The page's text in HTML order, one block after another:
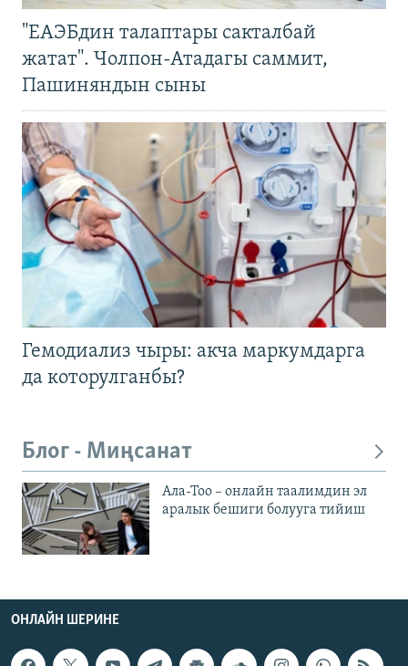
"ЕАЭБдин талаптары сакталбай
жатат". Чолпон-Атадагы саммит,
Пашиняндын сыны
Гемодиализ чыры: акча маркумдарга
да которулганбы?
Блог - Миңсанат
Ала-Тоо – онлайн таалимдин эл
аралык бешиги болууга тийиш
ОНЛАЙН ШЕРИНЕ